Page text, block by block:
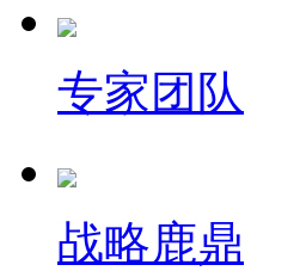
专家团队
战略鹿鼎